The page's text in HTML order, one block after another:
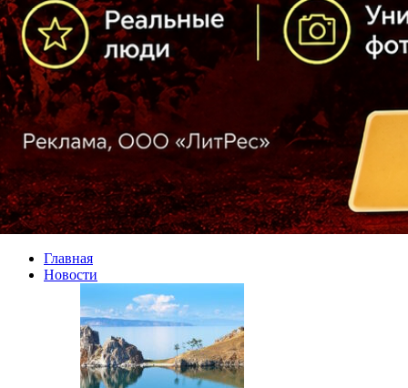
Главная
Новости